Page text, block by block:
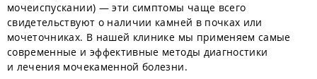
мочеиспускании) — эти симптомы чаще всего
свидетельствуют о наличии камней в почках или
мочеточниках. В нашей клинике мы применяем самые
современные и эффективные методы диагностики
и лечения мочекаменной болезни.